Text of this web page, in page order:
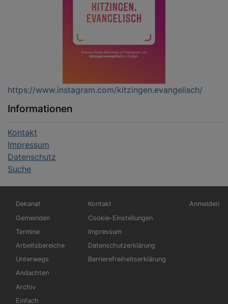
https://www.instagram.com/kitzingen.evangelisch/
Informationen
Kontakt
Impressum
Datenschutz
Suche
Hauptnavigation
Dekanat
Gemeinden
Termine
Arbeitsbereiche
Unterwegs
Andachten
Archiv
Einfach
Fußbereichsmenü
Kontakt
Cookie-Einstellungen
Impressum
Datenschutzerklärung
Barrierefreiheitserklärung
Anmelden